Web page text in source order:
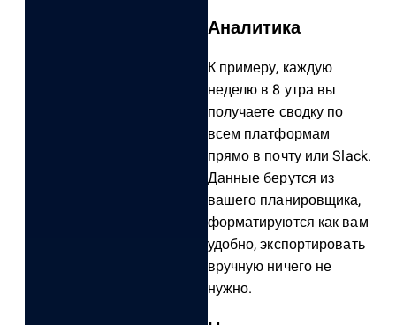
Аналитика
К примеру, каждую
неделю в 8 утра вы
получаете сводку по
всем платформам
прямо в почту или Slack.
Данные берутся из
вашего планировщика,
форматируются как вам
удобно, экспортировать
вручную ничего не
нужно.